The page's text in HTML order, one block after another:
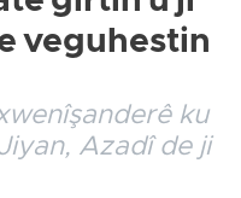
veguhestin
ku
Azadî de ji